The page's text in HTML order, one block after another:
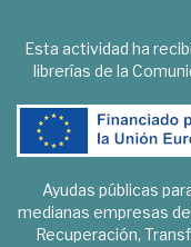
Esta actividad ha
librerías de la
Ayudas públicas
medianas empresas
Recuperación,